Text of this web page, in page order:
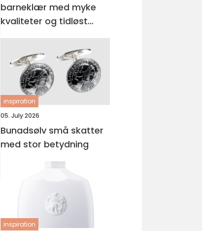
barneklær med myke
kvaliteter og tidløst
uttrykk
inspiration
05. July 2026
Bunadsølv små skatter
med stor betydning
inspiration